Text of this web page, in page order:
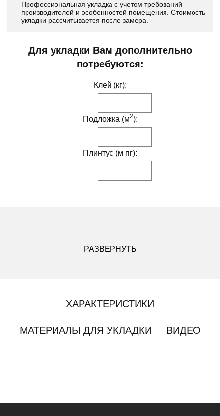
Профессиональная укладка с учетом требований
производителей и особенностей помещения. Стоимость
укладки рассчитывается после замера.
Для укладки Вам дополнительно
потребуются:
Клей (кг):
Подложка (м2):
Плинтус (м пг):
РАЗВЕРНУТЬ
ХАРАКТЕРИСТИКИ
МАТЕРИАЛЫ ДЛЯ УКЛАДКИ ВИДЕО